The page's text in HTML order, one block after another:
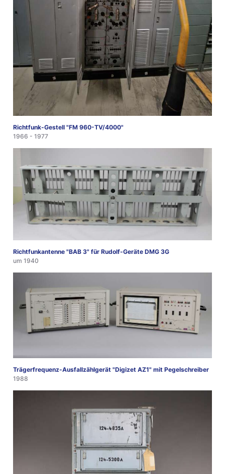
Richtfunk-Gestell "FM 960-TV/4000"
1966 - 1977
Richtfunkantenne "BAB 3" für Rudolf-Geräte DMG 3G
um 1940
Trägerfrequenz-Ausfallzählgerät "Digizet AZ1" mit Pegelschreiber
1988